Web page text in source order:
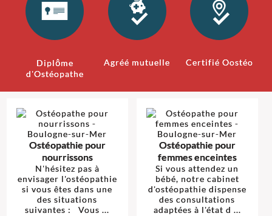
Diplôme
d'Ostéopathe
Agréé mutuelle Certifié Oostéo
Ostéopathie pour
nourrissons
N'hésitez pas à
envisager l'ostéopathie
si vous êtes dans une
des situations
suivantes : Vous ...
Ostéopathie pour
femmes enceintes
Si vous attendez un
bébé, notre cabinet
d'ostéopathie dispense
des consultations
adaptées à l'état d ...